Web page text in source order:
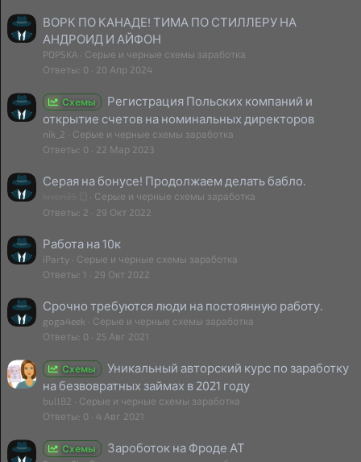
ВОРК ПО КАНАДЕ! ТИМА ПО СТИЛЛЕРУ НА
АНДРОИД И АЙФОН
POPSKA
Серые и черные схемы заработка
Ответы 0 20 Апр 2024
Схемы
Регистрация Польских компаний и
открытие счетов на номинальных директоров
nik_2
Серые и черные схемы заработка
Ответы 0 22 Мар 2023
Серая на бонусе! Продолжаем делать бабло.
Серые и черные схемы заработка
Ответы 2 29 Окт 2022
Работа на 10к
iParty
Серые и черные схемы заработка
Ответы 1 29 Окт 2022
Срочно требуются люди на постоянную работу.
goga4eek
Серые и черные схемы заработка
Ответы 0 25 Авг 2021
Схемы
Уникальный авторский курс по заработку
на безвовратных займах в 2021 году
bull82
Серые и черные схемы заработка
Ответы 0 4 Авг 2021
Схемы Зароботок на Фроде АТ